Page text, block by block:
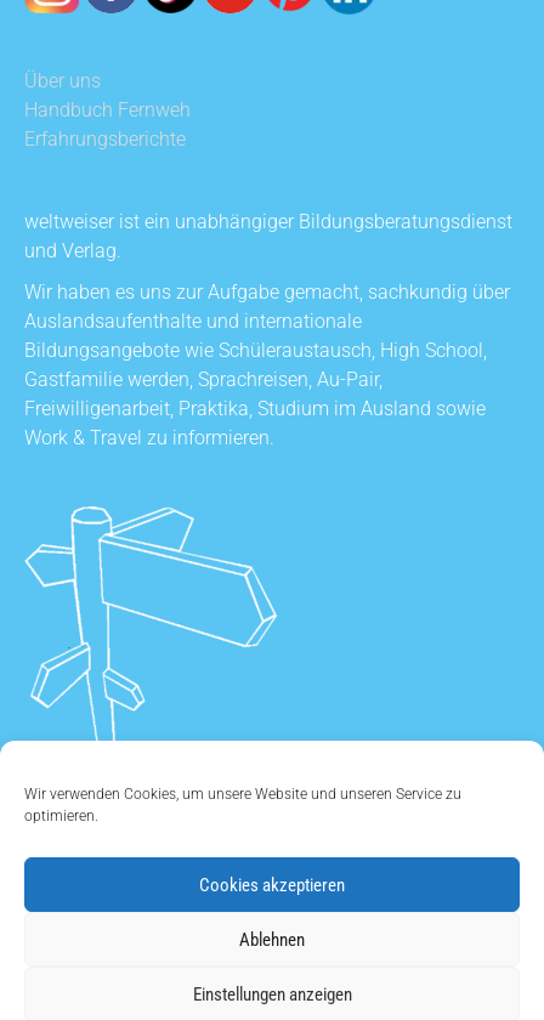
Wir verwenden Cookies, um unsere Website und unseren Service zu
optimieren.
Cookies akzeptieren
Ablehnen
Einstellungen anzeigen
Über uns
Handbuch Fernweh
Erfahrungsberichte
weltweiser ist ein unabhängiger Bildungsberatungsdienst
und Verlag.
Wir haben es uns zur Aufgabe gemacht, sachkundig über
Auslandsaufenthalte und internationale
Bildungsangebote wie Schüleraustausch, High School,
Gastfamilie werden, Sprachreisen, Au-Pair,
Freiwilligenarbeit, Praktika, Studium im Ausland sowie
Work & Travel zu informieren.